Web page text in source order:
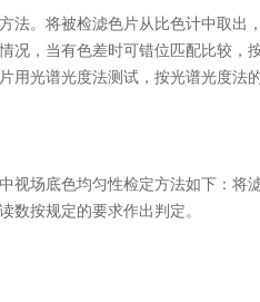
。将被检滤色片从比色计中取出
况，当有色差时可错位匹配比较，
用光谱光度法测试，按光谱光度法
场底色均匀性检定方法如下：将
数按规定的要求作出判定。